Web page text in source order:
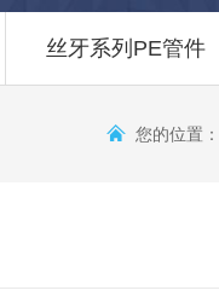
丝牙系列PE管件
您的位置：